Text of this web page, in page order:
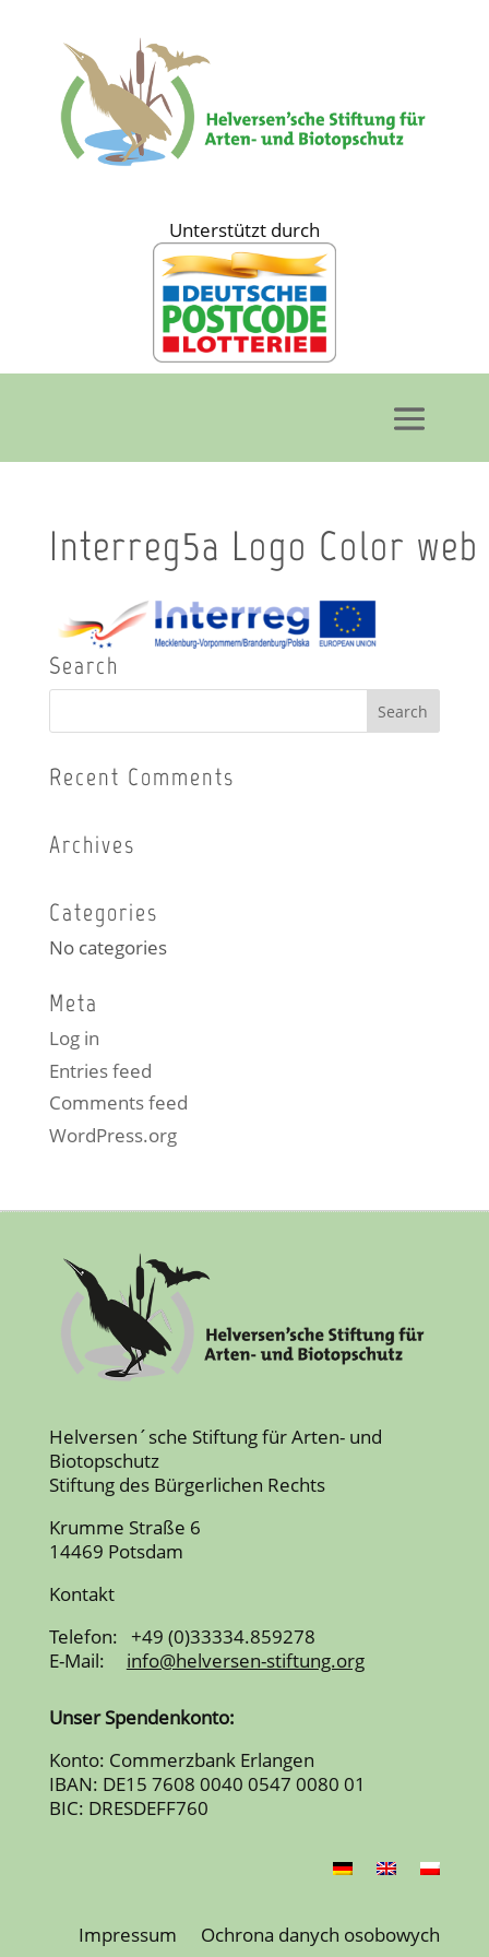
Unterstützt durch
Interreg5a_Logo_Color_web
Search
Recent Comments
Archives
Categories
No categories
Meta
Log in
Entries feed
Comments feed
WordPress.org
Helversen´sche Stiftung für Arten- und
Biotopschutz
Stiftung des Bürgerlichen Rechts
Krumme Straße 6
14469 Potsdam
Kontakt
Telefon: +49 (0)33334.859278
E-Mail:
info@helversen-stiftung.org
Unser Spendenkonto:
Konto: Commerzbank Erlangen
IBAN: DE15 7608 0040 0547 0080 01
BIC: DRESDEFF760
Impressum Ochrona danych osobowych